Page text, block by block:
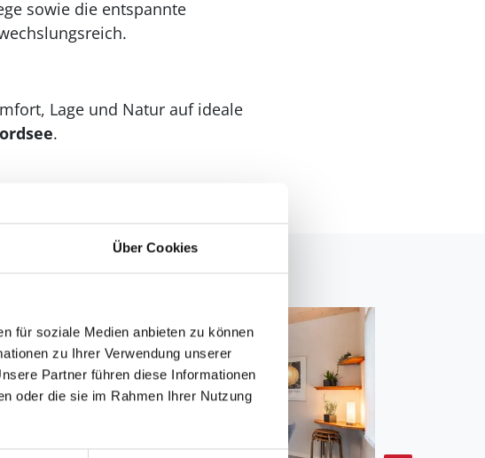
Über Cookies
für soziale Medien anbieten zu können
zu Ihrer Verwendung unserer
Partner führen diese Informationen
oder die sie im Rahmen Ihrer Nutzung
sowie die entspannte
Lage und Natur auf ideale
.